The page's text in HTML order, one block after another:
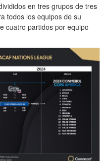
en tres grupos de tres
todos los equipos de su
cuatro partidos por equipo